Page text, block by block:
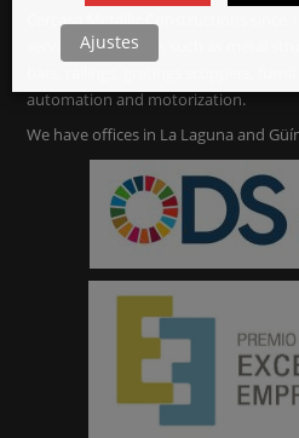
Cercasa Metallic Constructions since
services in Tenerife, such as metal
automation and motorization.
We have offices in La Laguna and
Ajustes